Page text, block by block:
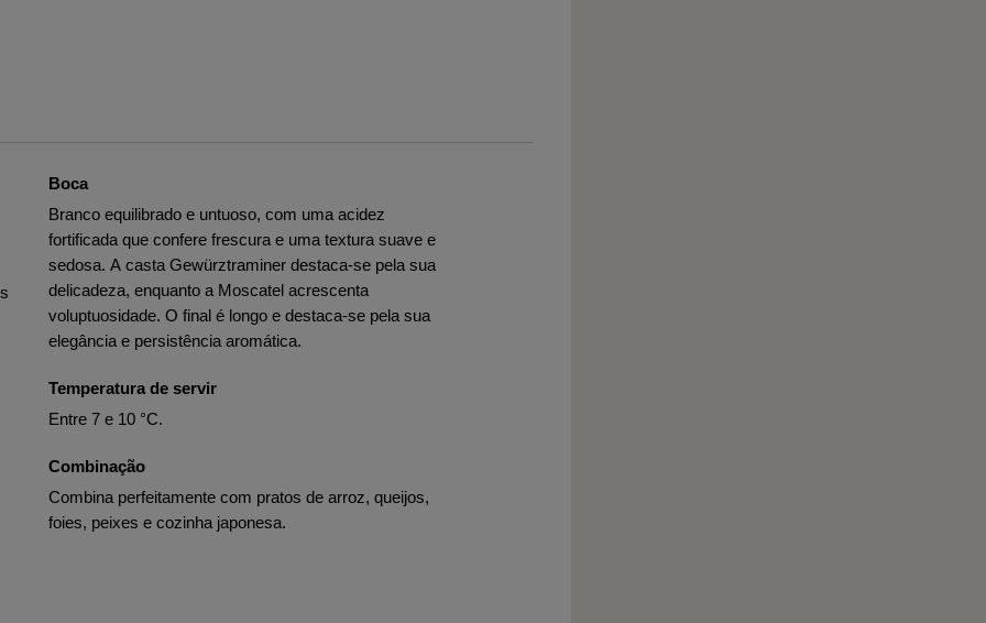
Boca
Branco equilibrado e untuoso, com uma acidez
fortificada que confere frescura e uma textura suave e
sedosa. A casta Gewürztraminer destaca-se pela sua
delicadeza, enquanto a Moscatel acrescenta
voluptuosidade. O final é longo e destaca-se pela sua
elegância e persistência aromática.
Temperatura de servir
Entre 7 e 10 °C.
Combinação
Combina perfeitamente com pratos de arroz, queijos,
foies, peixes e cozinha japonesa.